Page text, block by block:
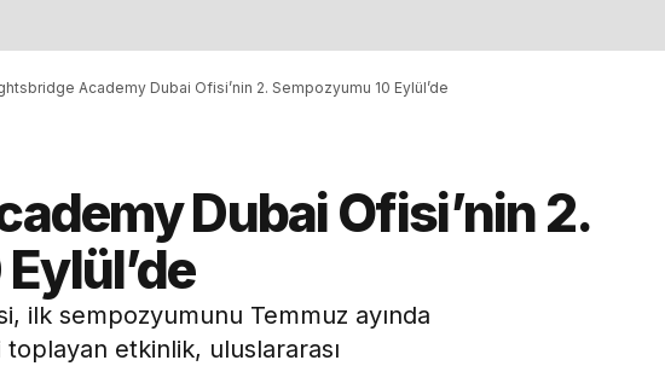
Academy Dubai Ofisi’nin 2. Sempozyumu 10 Eylül’de
Dubai Ofisi’nin 2.
ilk sempozyumunu Temmuz ayında
etkinlik, uluslararası